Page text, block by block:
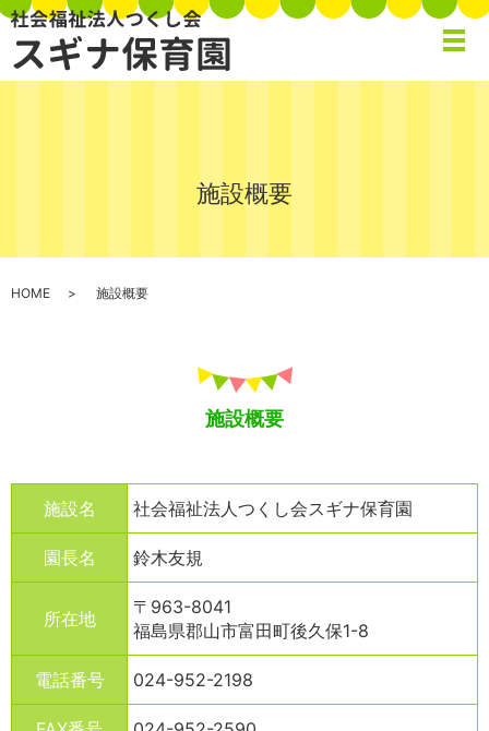
メ
施設概要
HOME 施設概要
施設概要
施設名 社会福祉法人つくし会スギナ保育園
園長名 鈴木友規
所在地
〒963-8041
福島県郡山市富田町後久保1-8
電話番号 024-952-2198